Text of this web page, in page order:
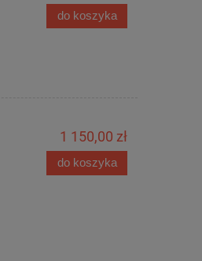
do koszyka
1 150,00 zł
do koszyka